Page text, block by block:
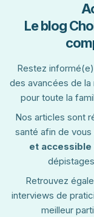
Le blog
Restez
des avancées de
pour toute la
Nos articles sont
santé afin de
et accessible
Retrouvez
interviews de
meilleur